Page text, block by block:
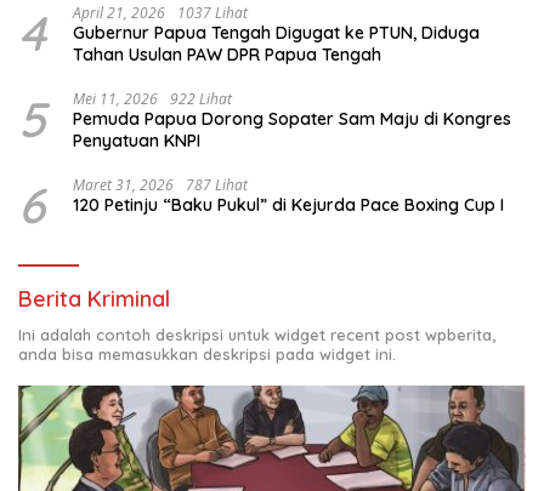
4 April 21, 2026 1037 Lihat
Gubernur Papua Tengah Digugat ke PTUN, Diduga
Tahan Usulan PAW DPR Papua Tengah
5 Mei 11, 2026 922 Lihat
Pemuda Papua Dorong Sopater Sam Maju di Kongres
Penyatuan KNPI
6 Maret 31, 2026 787 Lihat
120 Petinju “Baku Pukul” di Kejurda Pace Boxing Cup I
Berita Kriminal
Ini adalah contoh deskripsi untuk widget recent post wpberita,
anda bisa memasukkan deskripsi pada widget ini.